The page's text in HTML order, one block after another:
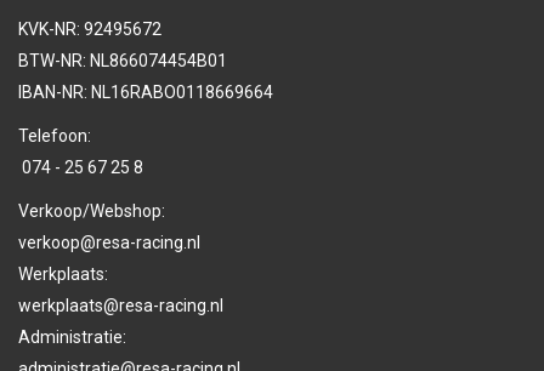
KVK-NR: 92495672
BTW-NR: NL866074454B01
IBAN-NR: NL16RABO0118669664
Telefoon:
074 - 25 67 25 8
Verkoop/Webshop:
verkoop@resa-racing.nl
Werkplaats:
werkplaats@resa-racing.nl
Administratie: